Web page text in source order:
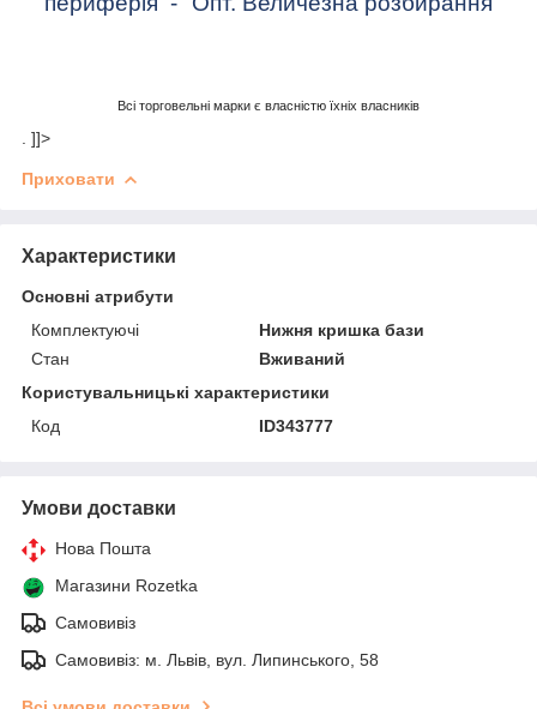
Всі торговельні марки є власністю їхніх власників
. ]]>
Приховати
Характеристики
Основні атрибути
Комплектуючі
Нижня кришка бази
Стан
Вживаний
Користувальницькі характеристики
Код
ID343777
Умови доставки
Нова Пошта
Магазини Rozetka
Самовивіз
Самовивіз: м. Львів, вул. Липинського, 58